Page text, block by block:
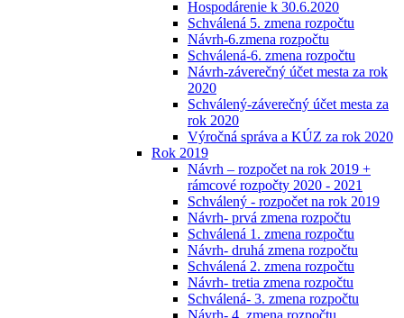
Hospodárenie k 30.6.2020
Schválená 5. zmena rozpočtu
Návrh-6.zmena rozpočtu
Schválená-6. zmena rozpočtu
Návrh-záverečný účet mesta za rok
2020
Schválený-záverečný účet mesta za
rok 2020
Výročná správa a KÚZ za rok 2020
Rok 2019
Návrh – rozpočet na rok 2019 +
rámcové rozpočty 2020 - 2021
Schválený - rozpočet na rok 2019
Návrh- prvá zmena rozpočtu
Schválená 1. zmena rozpočtu
Návrh- druhá zmena rozpočtu
Schválená 2. zmena rozpočtu
Návrh- tretia zmena rozpočtu
Schválená- 3. zmena rozpočtu
Návrh- 4. zmena rozpočtu